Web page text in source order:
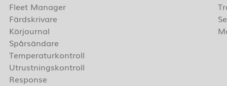
Fleet Manager
Färdskrivare
Körjournal
Spårsändare
Temperaturkontroll
Utrustningskontroll
Response